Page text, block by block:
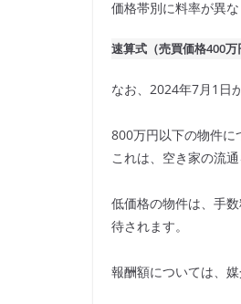
価格帯別に料率が異
速算式（売買価格400
なお、2024年7月1日
800万円以下の物件に
これは、空き家の流
低価格の物件は、手
待されます。
報酬額については、